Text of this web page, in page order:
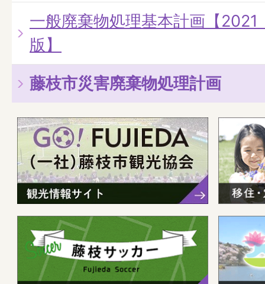
一般廃棄物処理基本計画【
版】
藤枝市災害廃棄物処理計画